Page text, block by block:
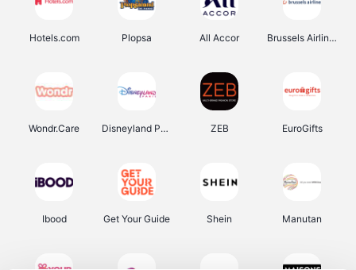
Hotels.com Plopsa All Accor Brussels Airlines
Wondr.Care Disneyland Paris ZEB EuroGifts
Ibood Get Your Guide Shein Manutan